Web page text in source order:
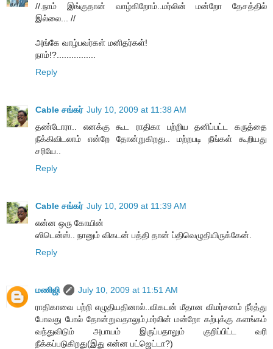
//.நாம் இங்குதான் வாழ்கிறோம்..மர்லின் மன்றோ தேசத்தில்
இல்லை... //
அங்கே வாழ்பவர்கள் மனிதர்கள்!
நாம்!?................
Reply
Cable சங்கர் July 10, 2009 at 11:38 AM
தண்டோரா.. எனக்கு கூட ராதிகா பற்றிய தனிப்பட்ட கருத்தை
நீக்கிவிடலாம் என்றே தோன்றுகிறது.. மற்றபடி நீங்கள் கூறியது
சரியே..
Reply
Cable சங்கர் July 10, 2009 at 11:39 AM
என்ன ஒரு கோயின்
ஸிடென்ஸ்.. நானும் விகடன் பத்தி தான் ப்திவெழுதியிருக்கேன்.
Reply
மணிஜி
July 10, 2009 at 11:51 AM
ராதிகாவை பற்றி எழுதியதினால்..விகடன் மீதான விமர்சனம் நீர்த்து
போவது போல் தோன்றுவதாலும்,மர்லின் மன்றோ கற்புக்கு களங்கம்
வந்துவிடும் அபாயம் இருப்பதாலும் குறிப்பிட்ட வரி
நீக்கப்படுகிறது(இது என்ன பட்ஜெட்டா?)